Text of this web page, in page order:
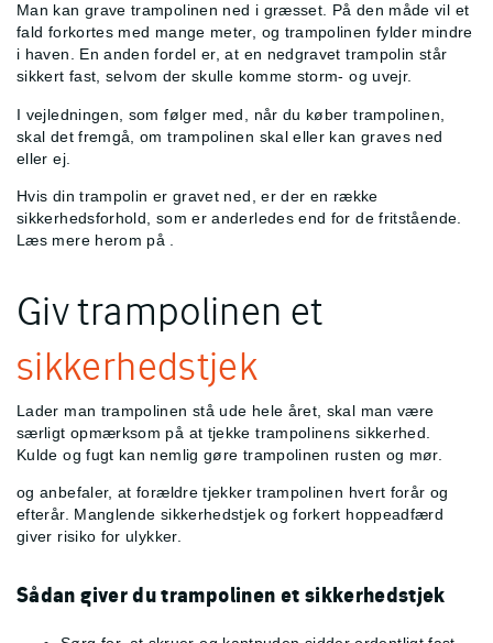
Man kan grave trampolinen ned i græsset. På den måde vil et
fald forkortes med mange meter, og trampolinen fylder mindre
i haven. En anden fordel er, at en nedgravet trampolin står
sikkert fast, selvom der skulle komme storm- og uvejr.
I vejledningen, som følger med, når du køber trampolinen,
skal det fremgå, om trampolinen skal eller kan graves ned
eller ej.
Hvis din trampolin er gravet ned, er der en række
sikkerhedsforhold, som er anderledes end for de fritstående.
Læs mere herom på
Giv trampolinen et
sikkerhedstjek
Lader man trampolinen stå ude hele året, skal man være
særligt opmærksom på at tjekke trampolinens sikkerhed.
Kulde og fugt kan nemlig gøre trampolinen rusten og mør.
oganbefaler, at forældre tjekker trampolinen hvert forår og
efterår. Manglende sikkerhedstjek og forkert hoppeadfærd
giver risiko for ulykker.
Sådan giver du trampolinen et sikkerhedstjek